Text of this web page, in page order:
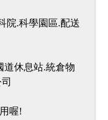
院.科學園區.配送
休息站.統倉物
喔!